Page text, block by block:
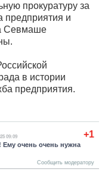
прокуратуру за
предприятия и
Севмаше
в истории
предприятия.
+1
09:09
очень очень нужна
Сообщить модератору